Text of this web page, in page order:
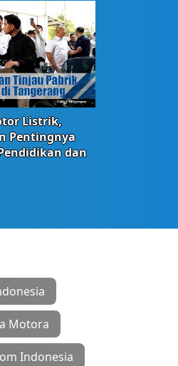
Listrik,
Pentingnya
dan
Motora
Indonesia